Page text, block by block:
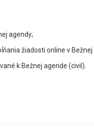
agendy;
žiadosti online v Bežnej
k Bežnej agende (civil).